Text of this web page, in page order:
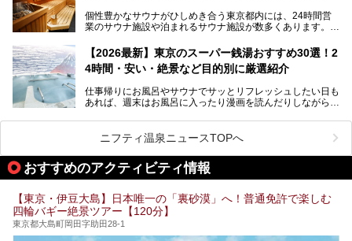
個性豊かなサウナがひしめき合う東京都内には、24時間営
業のサウナ施設や泊まれるサウナ施設が数多くあります。
を旅の目的とする「サ旅」や自分へのご褒美のための宿泊な
ど、自分の好きなタイミングで好きなだけサ活ができるのが
魅力です。
最近では、男性専用施設だけでなく、カップルや女性に嬉し
い個室サウナも増えてきました。
ら、特におすすめしたい施設14選をご紹介します。
してみてください。
【2026最新】東京のスーパー銭湯おすすめ30選！2
4時間・安い・絶景など目的別に厳選紹介
仕事帰りにお風呂やサウナでサッとリフレッシュしたい日も
あれば、週末はお風呂に入ったり漫画を読んだりしながら一
また、終電を逃してしまい、「このまま朝までゆっくりでき
る場所があれば」と探した経験がある人も多いのではないで
しょうか。
そこで本記事では、東京でおすすめのスーパー銭湯を、目的
24時間営業で宿泊できる施設や、1,000円以下で楽しめる安
い施設、デートや休日レジャーにもぴったりなエンタメ要素
が充実した施設など、利用のシーンに合わせて参考にしてく
ださい。
ニフティ温泉ニュースTOPへ
おすすめのアクティビティ情報
【東京・伊豆大島】日本唯一の「裏砂漠」へ！普通免許で楽しむ
四輪バギー絶景ツアー【120分】
東京都大島町岡田字助田28-1